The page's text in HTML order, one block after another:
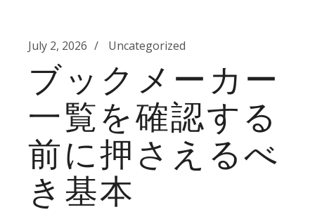
July 2, 2026 Uncategorized
ブックメーカー
一覧を確認する
前に押さえるべ
き基本